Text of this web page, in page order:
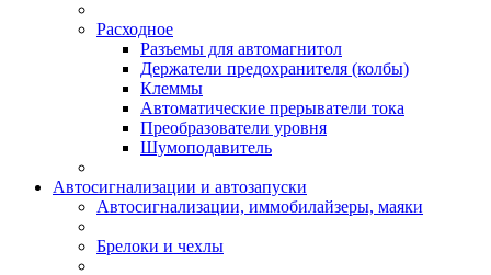
Расходное
Разъемы для автомагнитол
Держатели предохранителя (колбы)
Клеммы
Автоматические прерыватели тока
Преобразователи уровня
Шумоподавитель
Автосигнализации и автозапуски
Автосигнализации, иммобилайзеры, маяки
Брелоки и чехлы